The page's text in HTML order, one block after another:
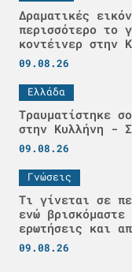
Δραματικές
περισσότερο το
κοντέινερ στην
09.08.26
Ελλάδα
Τραυματίστηκε
στην Κυλλήνη -
09.08.26
Γνώσεις
Τι γίνεται σε
ενώ
ερωτήσεις και
09.08.26